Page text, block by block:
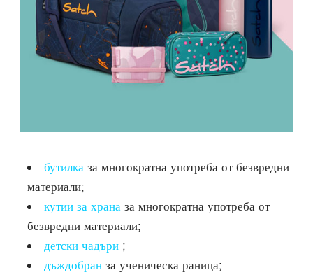
бутилказа многократна употреба от безвредни
материали;
кутии за храназа многократна употреба от
безвредни материали;
детски чадъри ;
дъждобран за ученическа раница;